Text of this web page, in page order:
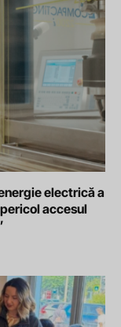
electrică a
accesul